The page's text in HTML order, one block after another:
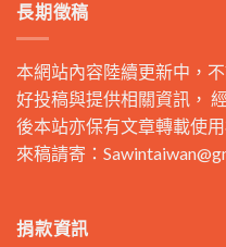
長期徵稿
本網站內容陸續更新中，
好投稿與提供相關資訊，
後本站亦保有文章轉載使用
來稿請寄：
捐款資訊